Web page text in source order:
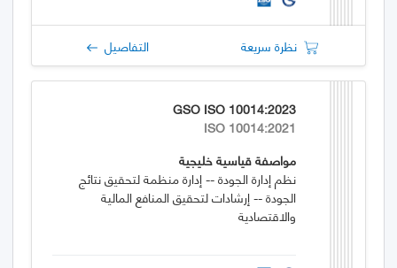
نظرة سريعة التفاصيل
GSO ISO 10014:2023
ISO 10014:2021
مواصفة قياسية خليجية
نظم إدارة الجودة -- إدارة منظمة لتحقيق نتائج
الجودة -- إرشادات لتحقيق المنافع المالية
والاقتصادية